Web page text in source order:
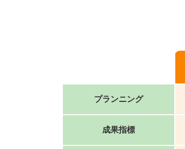
プランニング
成果指標